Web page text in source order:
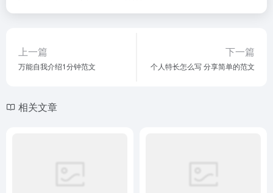
上一篇
万能自我介绍1分钟范文
下一篇
个人特长怎么写 分享简单的范文
相关文章